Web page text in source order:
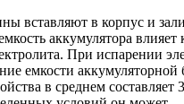
вставляют в корпус и
аккумулятора влияет
При испарении
емкости аккумуляторной
в среднем составляет